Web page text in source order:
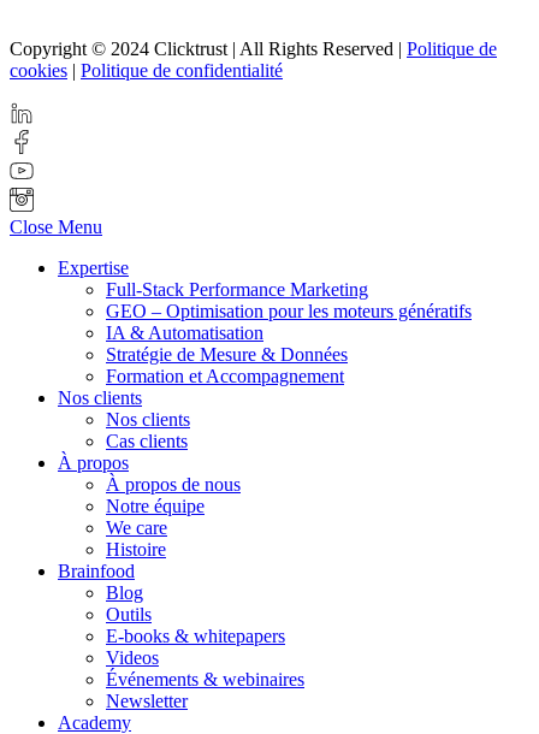
Copyright © 2024 Clicktrust | All Rights Reserved | Politique de
cookies | Politique de confidentialité
Close Menu
Expertise
Full-Stack Performance Marketing
GEO – Optimisation pour les moteurs génératifs
IA & Automatisation
Stratégie de Mesure & Données
Formation et Accompagnement
Nos clients
Nos clients
Cas clients
À propos
À propos de nous
Notre équipe
We care
Histoire
Brainfood
Blog
Outils
E-books & whitepapers
Videos
Événements & webinaires
Newsletter
Academy